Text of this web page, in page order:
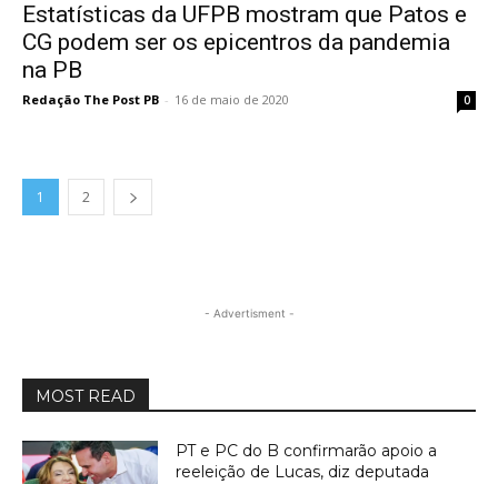
Estatísticas da UFPB mostram que Patos e
CG podem ser os epicentros da pandemia
na PB
Redação The Post PB - 16 de maio de 2020 0
1 2
- Advertisment -
MOST READ
PT e PC do B confirmarão apoio a
reeleição de Lucas, diz deputada